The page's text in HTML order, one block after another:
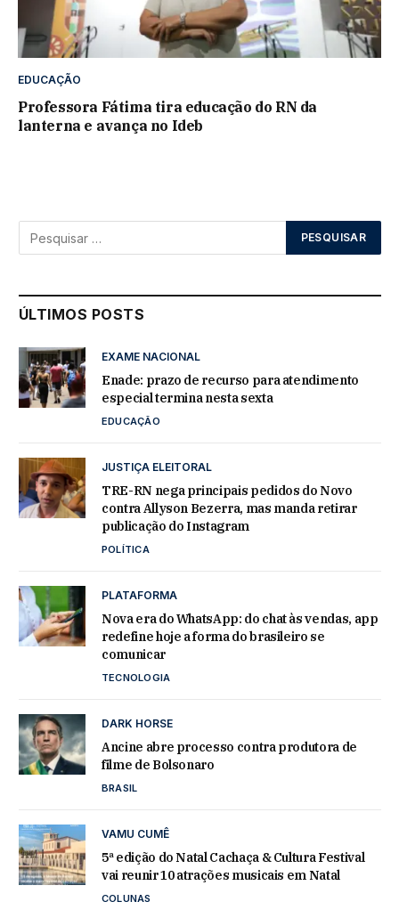
EDUCAÇÃO
Professora Fátima tira educação do RN da
lanterna e avança no Ideb
ÚLTIMOS POSTS
EXAME NACIONAL
Enade: prazo de recurso para atendimento
especial termina nesta sexta
EDUCAÇÃO
JUSTIÇA ELEITORAL
TRE-RN nega principais pedidos do Novo
contra Allyson Bezerra, mas manda retirar
publicação do Instagram
POLÍTICA
PLATAFORMA
Nova era do WhatsApp: do chat às vendas, app
redefine hoje a forma do brasileiro se
comunicar
TECNOLOGIA
DARK HORSE
Ancine abre processo contra produtora de
filme de Bolsonaro
BRASIL
VAMU CUMÊ
5ª edição do Natal Cachaça & Cultura Festival
vai reunir 10 atrações musicais em Natal
COLUNAS